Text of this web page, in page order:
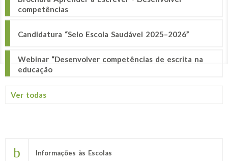
competências
Candidatura “Selo Escola Saudável 2025–2026”
Webinar “Desenvolver competências de escrita na
educação
Ver todas
Informações às Escolas